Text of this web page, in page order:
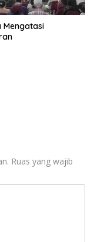
Mengatasi
Ruas yang wajib